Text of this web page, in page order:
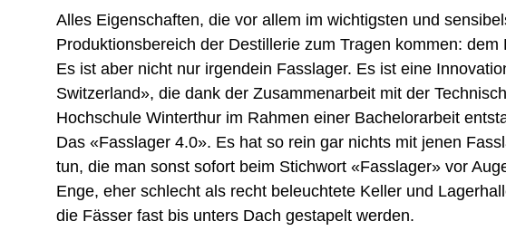
Alles Eigenschaften, die vor allem im wichtigsten und
Produktionsbereich der Destillerie zum Tragen kommen: dem
Es ist aber nicht nur irgendein Fasslager. Es ist eine
Switzerland», die dank der Zusammenarbeit mit der
Hochschule Winterthur im Rahmen einer Bachelorarbeit
Das «Fasslager 4.0». Es hat so rein gar nichts mit jenen
tun, die man sonst sofort beim Stichwort «Fasslager» vor
Enge, eher schlecht als recht beleuchtete Keller und
die Fässer fast bis unters Dach gestapelt werden.